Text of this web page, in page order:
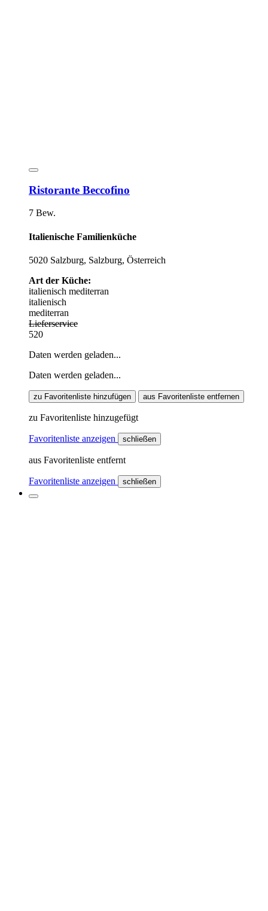
Ristorante Beccofino
7 Bew.
Italienische Familienküche
5020 Salzburg, Salzburg, Österreich
Art der Küche:
italienisch mediterran
italienisch
mediterran
Lieferservice
520
Daten werden geladen...
Daten werden geladen...
zu Favoritenliste hinzufügen aus Favoritenliste entfernen
zu Favoritenliste hinzugefügt
Favoritenliste anzeigen schließen
aus Favoritenliste entfernt
Favoritenliste anzeigen schließen